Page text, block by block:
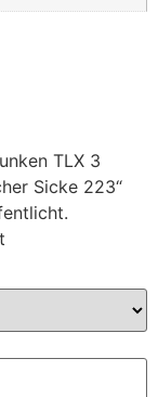
TLX 3
Sicke 223“